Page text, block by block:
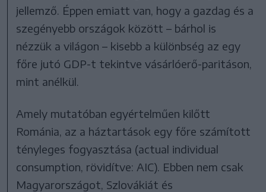
jellemző. Éppen emiatt van, hogy a gazdag és a
szegényebb országok között – bárhol is
nézzük a világon – kisebb a különbség az egy
főre jutó GDP-t tekintve vásárlóerő-paritáson,
mint anélkül.
Amely mutatóban egyértelműen kilőtt
Románia, az a háztartások egy főre számított
tényleges fogyasztása (actual individual
consumption, rövidítve: AIC). Ebben nem csak
Magyarországot, Szlovákiát és